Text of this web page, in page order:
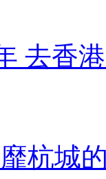
去香
杭城